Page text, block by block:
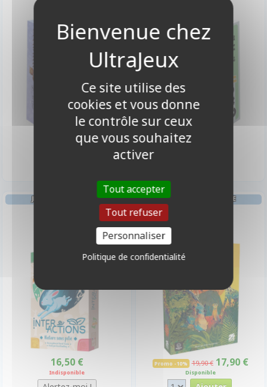
13,50 €
Disponible
13,50 €
JEU DE CARTES EN FAMILLE
16,50 €
Indisponible
JEU DE CARTES EN FAMILLE
-10%
Promo -10% 19,90 € 17,90 €
Disponible
Ce site utilise des
cookies et vous donne
le contrôle sur ceux
que vous souhaitez
activer
Tout accepter
Tout refuser
Personnaliser
Politique de confidentialité